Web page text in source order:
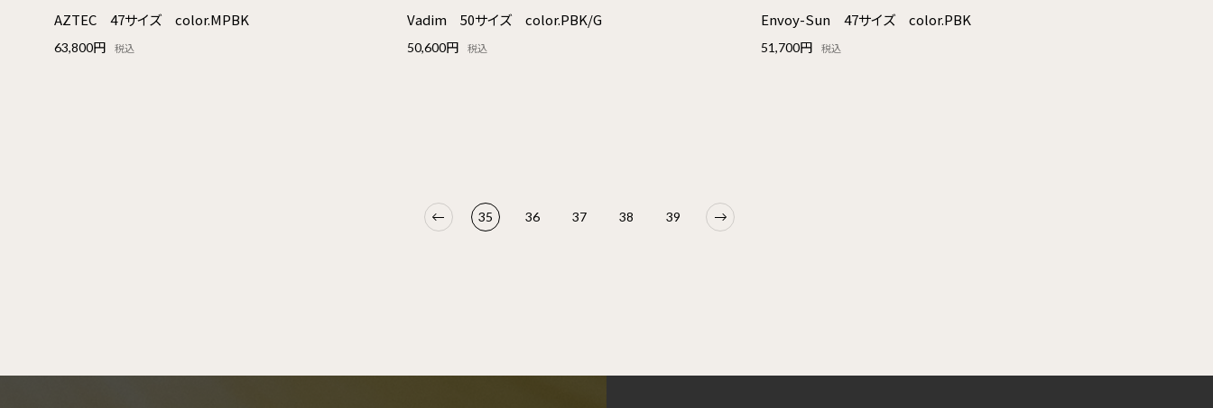
AZTEC 47サイズ color.MPBK
63,800円 税込
Vadim 50サイズ color.PBK/G
50,600円 税込
Envoy-Sun 47サイズ color.PBK
51,700円 税込
35 36 37 38 39